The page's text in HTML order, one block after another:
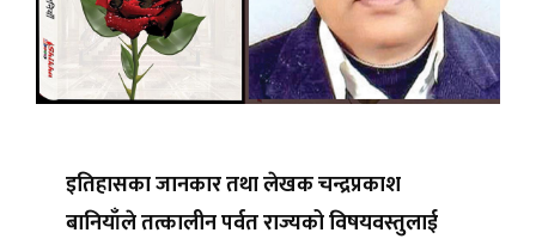
इतिहासका जानकार तथा लेखक चन्द्रप्रकाश
बानियाँले तत्कालीन पर्वत राज्यको विषयवस्तुलाई